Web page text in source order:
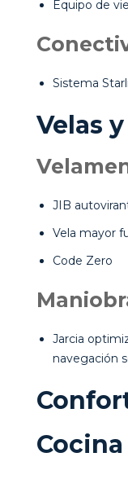
Equipo de
Sistema
Velas
JIB
Vela mayor
Code Zero
Jarcia
navegación